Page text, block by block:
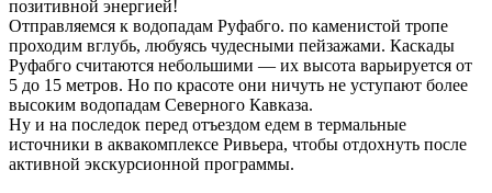
позитивной энергией!
Отправляемся к водопадам Руфабго. по каменистой тропе
проходим вглубь, любуясь чудесными пейзажами. Каскады
Руфабго считаются небольшими — их высота варьируется от
5 до 15 метров. Но по красоте они ничуть не уступают более
высоким водопадам Северного Кавказа.
Ну и на последок перед отъездом едем в термальные
источники в аквакомплексе Ривьера, чтобы отдохнуть после
активной экскурсионной программы.